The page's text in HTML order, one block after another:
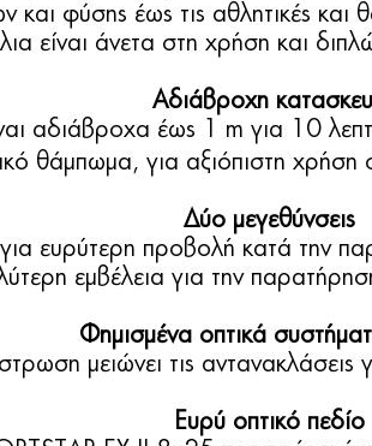
φύσης έως τις αθλητικές
είναι άνετα στη χρήση και
Αδιάβροχη
αδιάβροχα έως 1 m για 10
θάμπωμα, για αξιόπιστη χρήση
Δύο μεγεθύνσεις
ευρύτερη προβολή κατά την
εμβέλεια για την
Φημισμένα οπτικά
μειώνει τις αντανακλάσεις
Ευρύ οπτικό πεδίο